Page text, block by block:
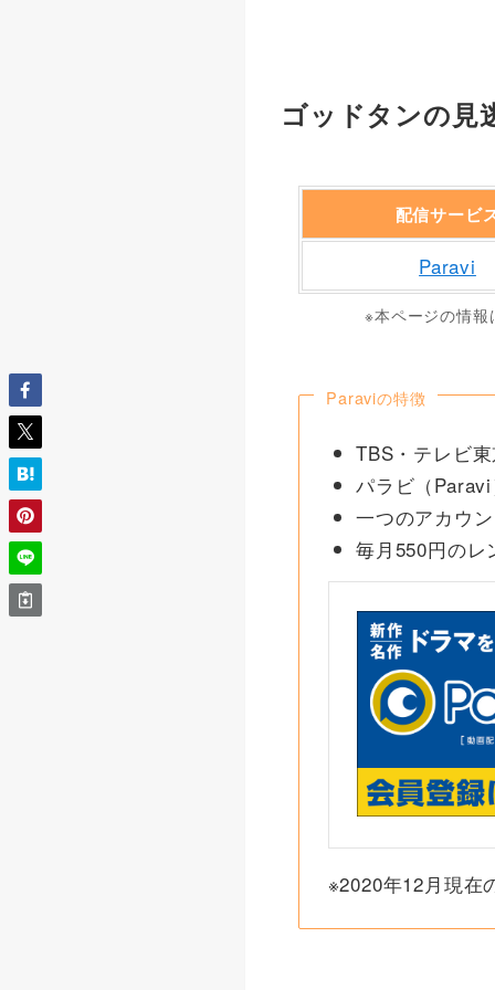
ゴッドタンの見
配信サービ
Paravi
※本ページの情
Paraviの特徴
TBS・テレビ
パラビ（
一つのアカウ
毎月550円のレ
※2020年12月現在